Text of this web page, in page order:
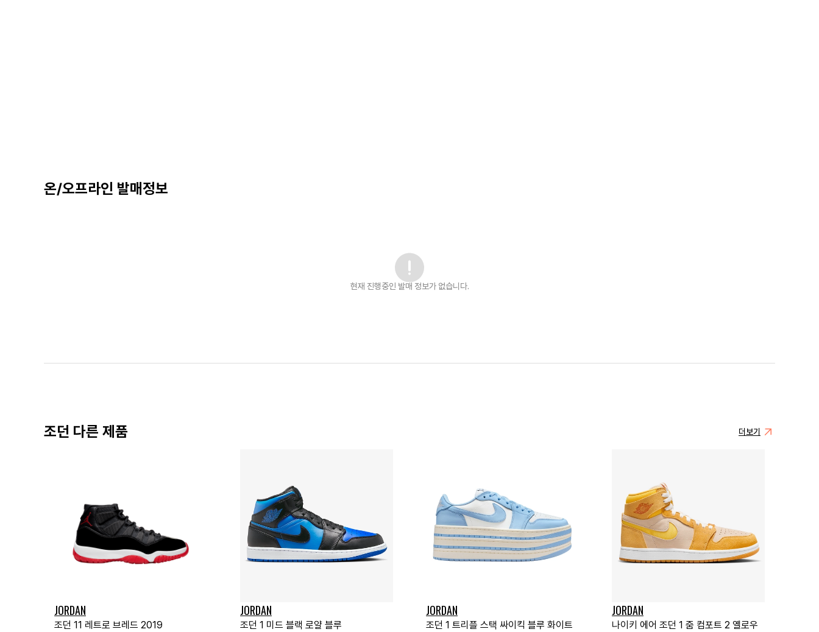
온/오프라인 발매정보
현재 진행중인 발매 정보가 없습니다.
조던 다른 제품 더보기
JORDAN
조던 11 레트로 브레드 2019
JORDAN
조던 1 미드 블랙 로얄 블루
JORDAN
조던 1 트리플 스택 싸이킥 블루 화이트
JORDAN
나이키 에어 조던 1 줌 컴포트 2 옐로우